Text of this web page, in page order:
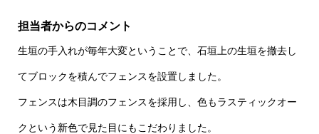
担当者からのコメント
生垣の手入れが毎年大変ということで、石垣上の生垣を撤去し
てブロックを積んでフェンスを設置しました。
フェンスは木目調のフェンスを採用し、色もラスティックオー
クという新色で見た目にもこだわりました。